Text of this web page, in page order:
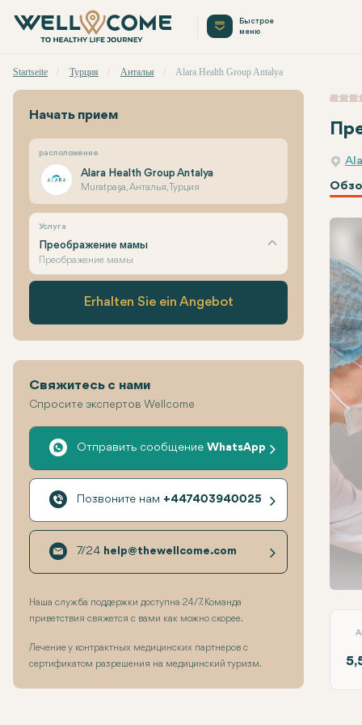
Быстрое
меню
Startseite Турция Анталья Alara Health Group Antalya
Начать прием
расположение
Alara Health Group Antalya
Muratpaşa, Анталья, Турция
Услуга
Преображение мамы
Преображение мамы
Erhalten Sie ein Angebot
Свяжитесь с нами
Спросите экспертов Wellcome
Отправить сообщение WhatsApp
Позвоните нам +447403940025
7/24 help@thewellcome.com
Наша служба поддержки доступна 24/7. Команда
приветствия свяжется с вами как можно скорее.
Лечение у контрактных медицинских партнеров с
сертификатом разрешения на медицинский туризм.